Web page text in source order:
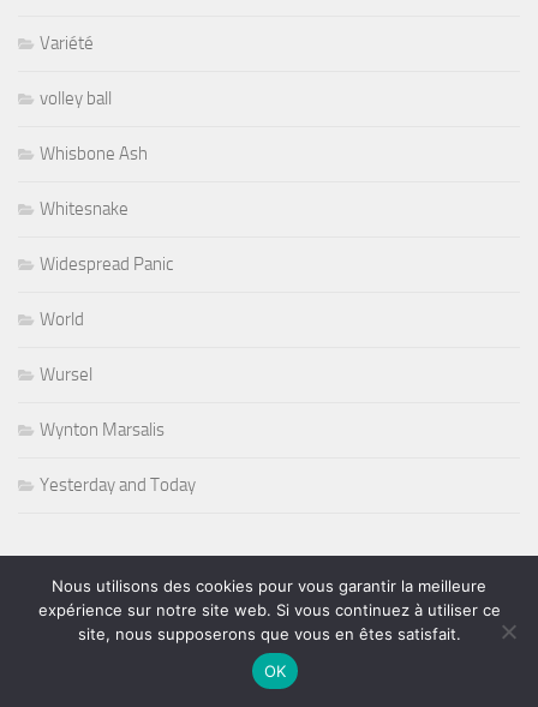
Variété
volley ball
Whisbone Ash
Whitesnake
Widespread Panic
World
Wursel
Wynton Marsalis
Yesterday and Today
PLUSNous utilisons des cookies pour vous garantir la meilleure
expérience sur notre site web. Si vous continuez à utiliser ce
site, nous supposerons que vous en êtes satisfait.
OK